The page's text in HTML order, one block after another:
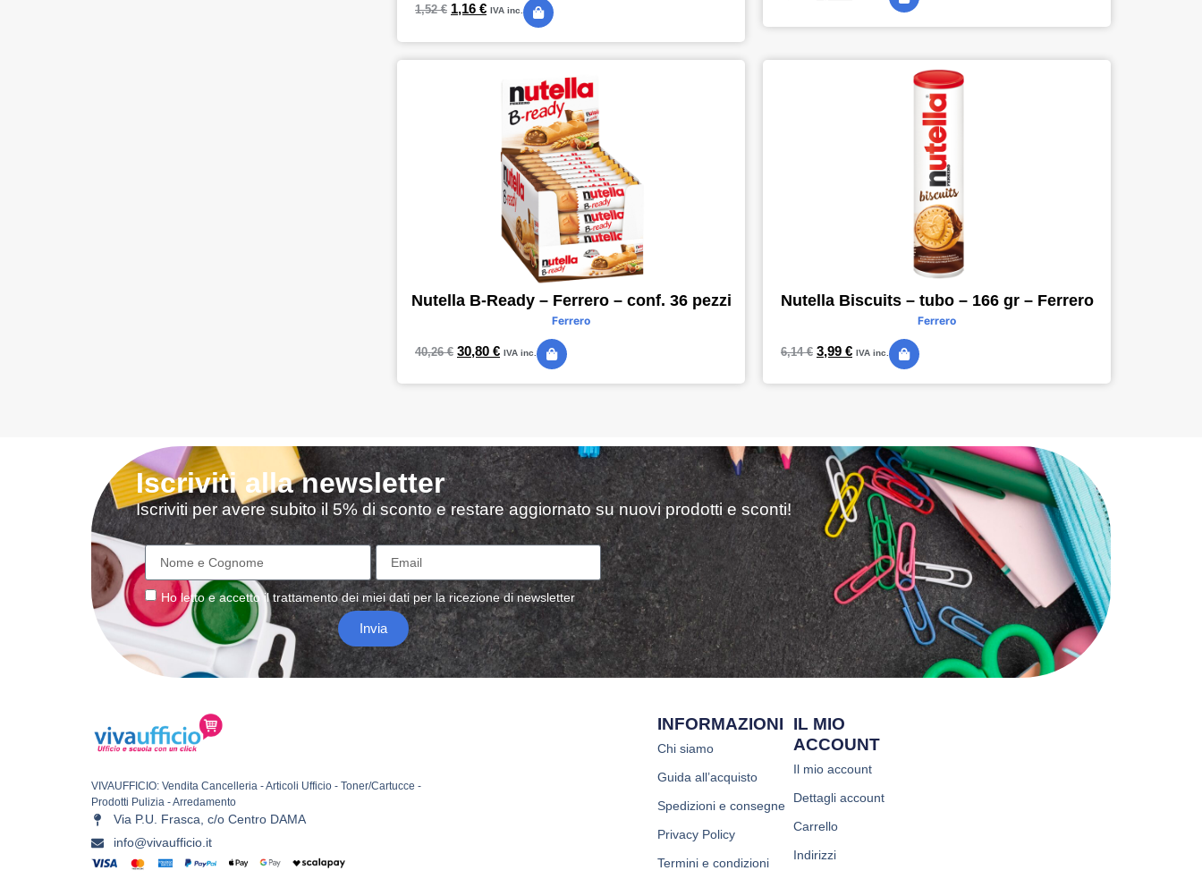
1,52€ 1,16 € IVA inc.
Nutella B-Ready – Ferrero – conf. 36 pezzi
Ferrero
40,26€ 30,80 € IVA inc.
Nutella Biscuits – tubo – 166 gr – Ferrero
Ferrero
6,14€ 3,99 € IVA inc.
Iscriviti alla newsletter
Iscriviti per avere subito il 5% di sconto e restare aggiornato su nuovi prodotti e sconti!
Ho letto e accetto iltrattamentodei miei dati per la ricezione di newsletter
Invia
VIVAUFFICIO: Vendita Cancelleria - Articoli Ufficio - Toner/Cartucce -
Prodotti Pulizia - Arredamento
Via P.U. Frasca, c/o Centro DAMA
info@vivaufficio.it
INFORMAZIONI
Chi siamo
Guida all’acquisto
Spedizioni e consegne
Privacy Policy
Termini e condizioni
IL MIO
ACCOUNT
Il mio account
Dettagli account
Carrello
Indirizzi